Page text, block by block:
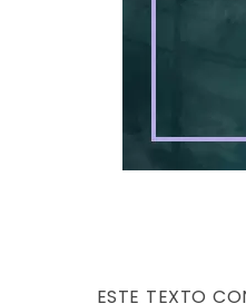
ESTE TEXTO